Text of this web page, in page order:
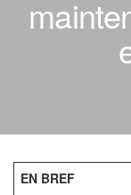
EN BREF